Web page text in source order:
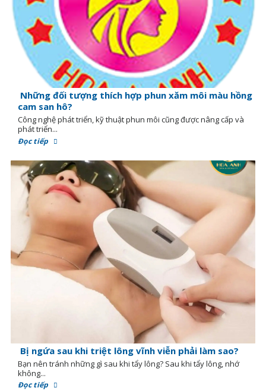
Những đối tượng thích hợp phun xăm môi màu hồng
cam san hô?
Công nghệ phát triển, kỹ thuật phun môi cũng được nâng cấp và
phát triển...
Đọc tiếp
Bị ngứa sau khi triệt lông vĩnh viễn phải làm sao?
Bạn nên tránh những gì sau khi tẩy lông? Sau khi tẩy lông, nhớ
không...
Đọc tiếp